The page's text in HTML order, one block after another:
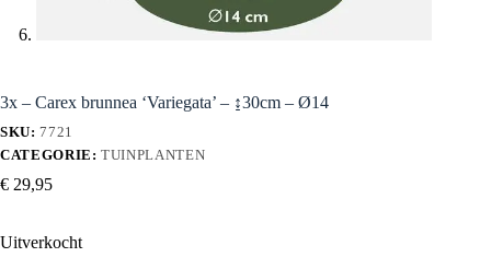
3x – Carex brunnea ‘Variegata’ – ↨30cm – Ø14
SKU:7721
CATEGORIE:TUINPLANTEN
€ 29,95
Uitverkocht